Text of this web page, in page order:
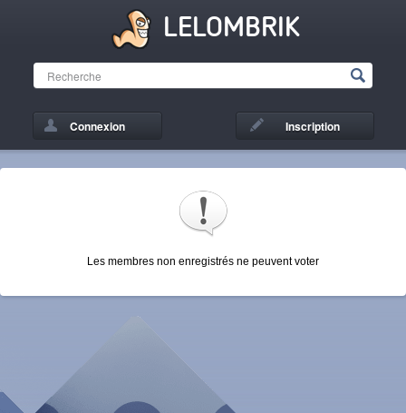
LELOMBRIK
Connexion Inscription
Les membres non enregistrés ne peuvent voter